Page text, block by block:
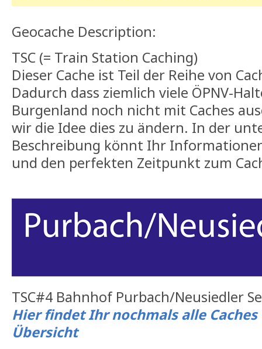
Geocache Description:
TSC (= Train Station Caching)
Dieser Cache ist Teil der Reihe von
Dadurch dass ziemlich viele ÖPNV-
Burgenland noch nicht mit Caches
wir die Idee dies zu ändern. In der
Beschreibung könnt Ihr
und den perfekten Zeitpunkt zum
TSC#4 Bahnhof Purbach/Neusiedler
Hier findet Ihr nochmals alle
Übersicht